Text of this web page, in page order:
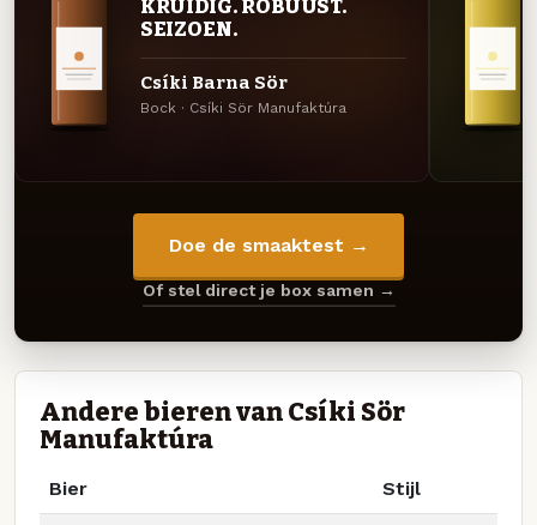
KRUIDIG. ROBUUST.
SEIZOEN.
Csíki Barna Sör
Bock · Csíki Sör Manufaktúra
Doe de smaaktest →
Of stel direct je box samen →
Andere bieren van Csíki Sör
Manufaktúra
Bier Stijl